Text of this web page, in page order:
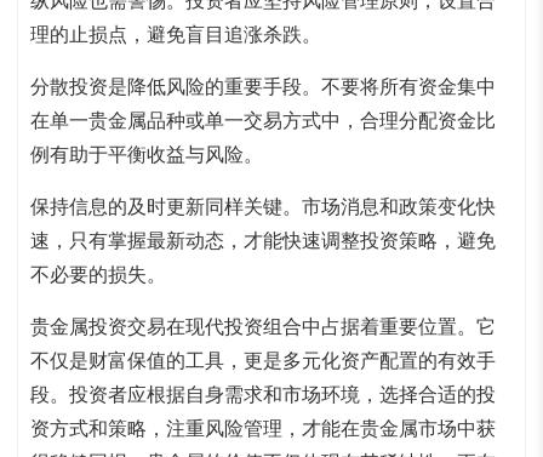
理的止损点，避免盲目追涨杀跌。
分散投资是降低风险的重要手段。不要将所有资金集中
在单一贵金属品种或单一交易方式中，合理分配资金比
例有助于平衡收益与风险。
保持信息的及时更新同样关键。市场消息和政策变化快
速，只有掌握最新动态，才能快速调整投资策略，避免
不必要的损失。
贵金属投资交易在现代投资组合中占据着重要位置。它
不仅是财富保值的工具，更是多元化资产配置的有效手
段。投资者应根据自身需求和市场环境，选择合适的投
资方式和策略，注重风险管理，才能在贵金属市场中获